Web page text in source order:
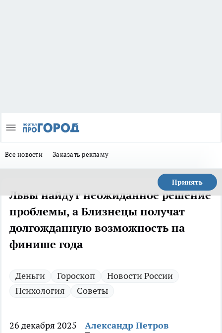
Все новости Заказать рекламу
Принять
Львы найдут неожиданное решение
проблемы, а Близнецы получат
долгожданную возможность на
финише года
Деньги Гороскоп
Новости России
Психология
Советы
26 декабря 2025
Александр Петров